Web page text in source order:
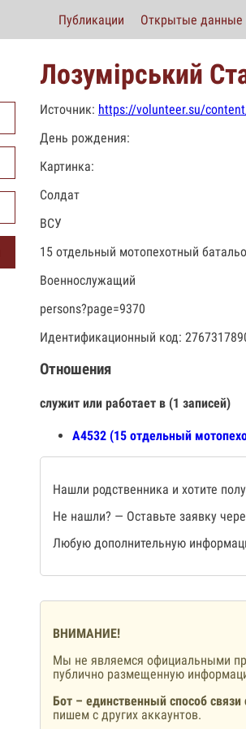
Публикации Открытые данные
Лозумірський
Источник: https://volunteer.su/
День рождения:
Картинка:
Солдат
ВСУ
15 отдельный мотопехотный
Военнослужащий
persons?page=9370
Идентификационный код:
Отношения
служит или работает в (1 записей)
А4532 (15 отдельный
Нашли родственника и хотите
Не нашли? — Оставьте заявку
Любую дополнительную
ВНИМАНИЕ!
Мы не являемся официальными
публично размещенную
Бот – единственный способ связи
пишем с других аккаунтов.